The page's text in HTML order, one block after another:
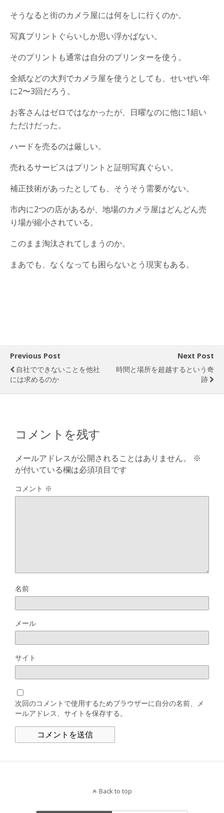
そうなると街のカメラ屋には何をしに行くのか。
写真プリントぐらいしか思い浮かばない。
そのプリントも通常は自分のプリンターを使う。
全紙などの大判でカメラ屋を使うとしても、せいぜい年
に2〜3回だろう。
お客さんはゼロではなかったが、日曜なのに他に1組い
ただけだった。
ハードを売るのは厳しい。
売れるサービスはプリントと証明写真ぐらい。
補正技術があったとしても、そうそう需要がない。
市内に2つの店があるが、地場のカメラ屋はどんどん売
り場が縮小されている。
このまま淘汰されてしまうのか。
まあでも、なくなっても困らないとう現実もある。
Previous Post
自社でできないことを他社
には求めるのか
Next Post
時間と場所を超越するという奇
跡
コメントを残す
メールアドレスが公開されることはありません。
※
が付いている欄は必須項目です
コメント ※
名前
メール
サイト
次回のコメントで使用するためブラウザーに自分の名前、メ
ールアドレス、サイトを保存する。
Back to top